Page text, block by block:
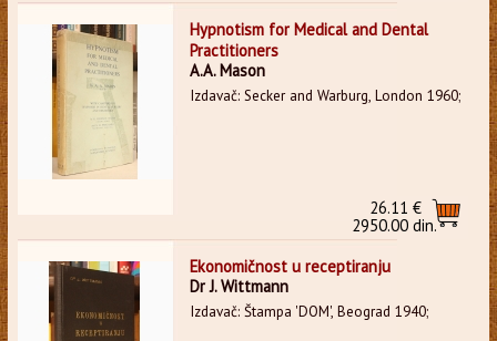
Hypnotism for Medical and Dental
Practitioners
A.A. Mason
Izdavač: Secker and Warburg, London 1960;
26.11 €
2950.00 din.
Ekonomičnost u receptiranju
Dr J. Wittmann
Izdavač: Štampa 'DOM', Beograd 1940;